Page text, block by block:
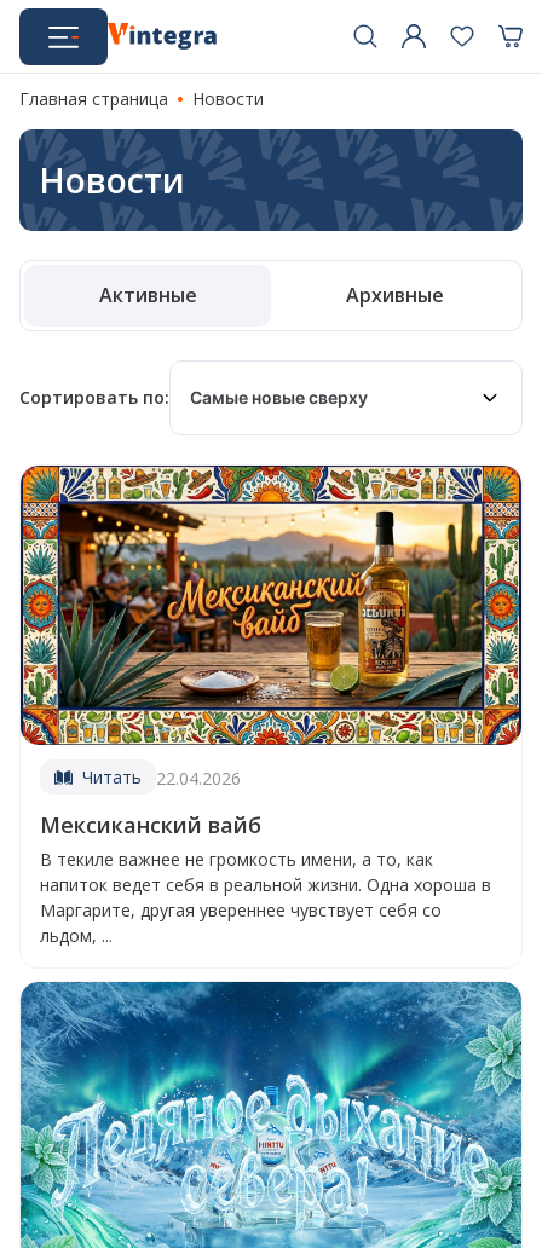
Главная страница Новости
Новости
Активные Архивные
Читать 22.04.2026
Мексиканский вайб
В текиле важнее не громкость имени, а то, как
напиток ведет себя в реальной жизни. Одна хороша в
Маргарите, другая увереннее чувствует себя со
льдом, ...